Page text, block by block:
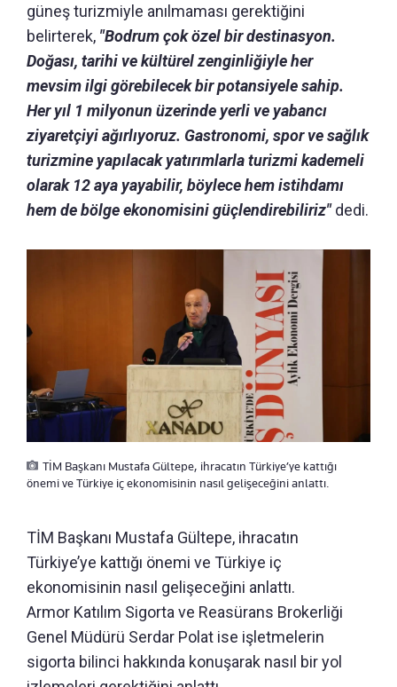
güneş turizmiyle anılmaması gerektiğini
belirterek, "Bodrum çok özel bir destinasyon.
Doğası, tarihi ve kültürel zenginliğiyle her
mevsim ilgi görebilecek bir potansiyele sahip.
Her yıl 1 milyonun üzerinde yerli ve yabancı
ziyaretçiyi ağırlıyoruz. Gastronomi, spor ve sağlık
turizmine yapılacak yatırımlarla turizmi kademeli
olarak 12 aya yayabilir, böylece hem istihdamı
hem de bölge ekonomisini güçlendirebiliriz"dedi.
TİM Başkanı Mustafa Gültepe, ihracatın Türkiye’ye kattığı
önemi ve Türkiye iç ekonomisinin nasıl gelişeceğini anlattı.
TİM Başkanı Mustafa Gültepe, ihracatın
Türkiye’ye kattığı önemi ve Türkiye iç
ekonomisinin nasıl gelişeceğini anlattı.
Armor Katılım Sigorta ve Reasürans Brokerliği
Genel Müdürü Serdar Polat ise işletmelerin
sigorta bilinci hakkında konuşarak nasıl bir yol